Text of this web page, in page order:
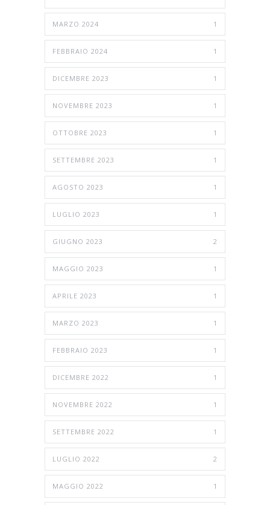
MARZO 2024 1
FEBBRAIO 2024 1
DICEMBRE 2023 1
NOVEMBRE 2023 1
OTTOBRE 2023 1
SETTEMBRE 2023 1
AGOSTO 2023 1
LUGLIO 2023 1
GIUGNO 2023 2
MAGGIO 2023 1
APRILE 2023 1
MARZO 2023 1
FEBBRAIO 2023 1
DICEMBRE 2022 1
NOVEMBRE 2022 1
SETTEMBRE 2022 1
LUGLIO 2022 2
MAGGIO 2022 1